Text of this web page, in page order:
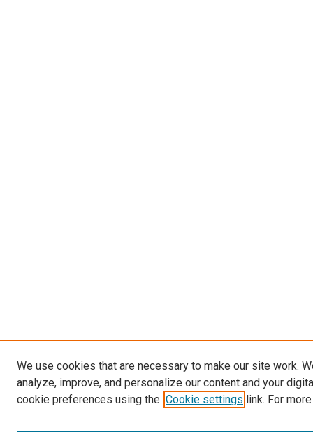
We use cookies that are necessary to make our site work.
analyze, improve, and personalize our content and your
cookie preferences using the Cookie settings link. For